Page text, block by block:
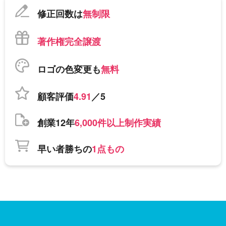
修正回数は無制限
著作権完全譲渡
ロゴの色変更も無料
顧客評価4.91／5
創業12年6,000件以上制作実績
早い者勝ちの1点もの